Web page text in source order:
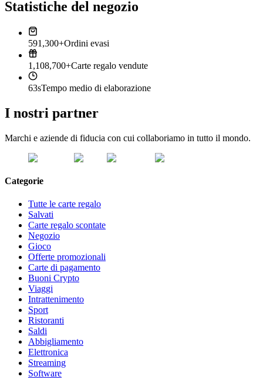
Statistiche del negozio
591,300+Ordini evasi
1,108,700+Carte regalo vendute
63sTempo medio di elaborazione
I nostri partner
Marchi e aziende di fiducia con cui collaboriamo in tutto il mondo.
Categorie
Tutte le carte regalo
Salvati
Carte regalo scontate
Negozio
Gioco
Offerte promozionali
Carte di pagamento
Buoni Crypto
Viaggi
Intrattenimento
Sport
Ristoranti
Saldi
Abbigliamento
Elettronica
Streaming
Software